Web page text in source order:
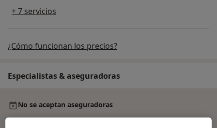
+ 7 servicios
¿Cómo funcionan los precios?
Especialistas & aseguradoras
No se aceptan aseguradoras